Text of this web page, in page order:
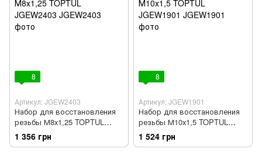
8
Артикул: JGEW2403
Набор для восстановления
резьбы М8х1,25 TOPTUL
JGEW2403
1 356 грн
8
Артикул: JGEW1901
Набор для восстановления
резьбы М10х1,5 TOPTUL
JGEW1901
1 524 грн